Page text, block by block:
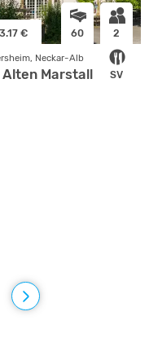
€ 60 2
SV
Neckar-Alb
Alten Marstall